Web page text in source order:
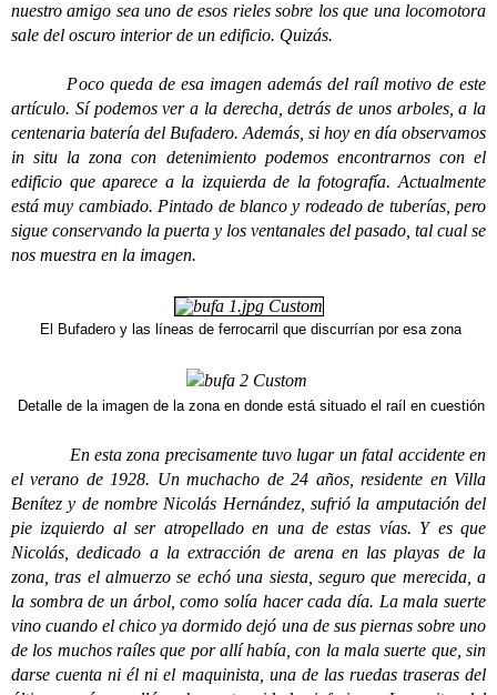
nuestro amigo sea uno de esos rieles sobre los que una locomotora
sale del oscuro interior de un edificio. Quizás.
Poco queda de esa imagen además del raíl motivo de este
artículo. Sí podemos ver a la derecha, detrás de unos arboles, a la
centenaria batería del Bufadero. Además, si hoy en día observamos
in situ la zona con detenimiento podemos encontrarnos con el
edificio que aparece a la izquierda de la fotografía. Actualmente
está muy cambiado. Pintado de blanco y rodeado de tuberías, pero
sigue conservando la puerta y los ventanales del pasado, tal cual se
nos muestra en la imagen.
El Bufadero y las líneas de ferrocarril que discurrían por esa zona
Detalle de la imagen de la zona en donde está situado el raíl en cuestión
En esta zona precisamente tuvo lugar un fatal accidente en
el verano de 1928. Un muchacho de 24 años, residente en Villa
Benítez y de nombre Nicolás Hernández, sufrió la amputación del
pie izquierdo al ser atropellado en una de estas vías. Y es que
Nicolás, dedicado a la extracción de arena en las playas de la
zona, tras el almuerzo se echó una siesta, seguro que merecida, a
la sombra de un árbol, como solía hacer cada día. La mala suerte
vino cuando el chico ya dormido dejó una de sus piernas sobre uno
de los muchos raíles que por allí había, con la mala suerte que, sin
darse cuenta ni él ni el maquinista, una de las ruedas traseras del